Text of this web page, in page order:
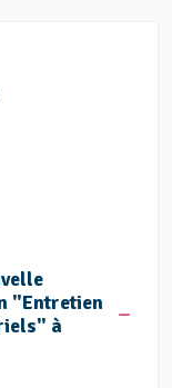
"Entretien
à